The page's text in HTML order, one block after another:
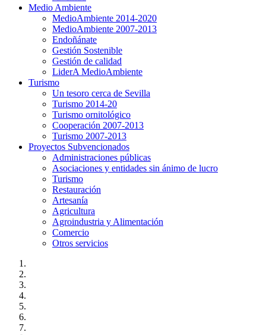
Medio Ambiente
MedioAmbiente 2014-2020
MedioAmbiente 2007-2013
Endoñánate
Gestión Sostenible
Gestión de calidad
LiderA MedioAmbiente
Turismo
Un tesoro cerca de Sevilla
Turismo 2014-20
Turismo ornitológico
Cooperación 2007-2013
Turismo 2007-2013
Proyectos Subvencionados
Administraciones públicas
Asociaciones y entidades sin ánimo de lucro
Turismo
Restauración
Artesanía
Agricultura
Agroindustria y Alimentación
Comercio
Otros servicios